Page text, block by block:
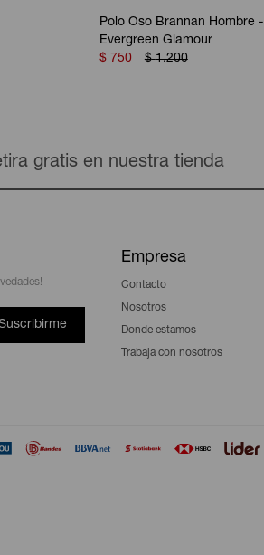
Polo Oso Brannan Hombre -
Evergreen Glamour
$ 750 $ 1.200
gratis en nuestra tienda
Empresa
Contacto
Nosotros
Donde estamos
Trabaja con nosotros